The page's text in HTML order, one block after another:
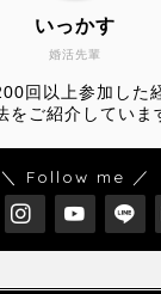
婚活先輩
いっかす
回以上参加した
をご紹介していま
＼ Follow me ／